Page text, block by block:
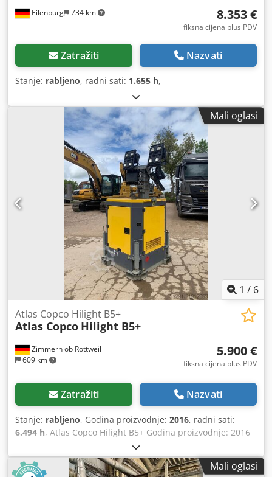
Eilenburg 734 km 8.353 €
fiksna cijena plus PDV
Zatražiti Nazvati
Stanje: rabljeno, radni sati: 1.655 h,
Mali oglasi
1 / 6
Zimmern ob Rottweil
609 km
Atlas Copco Hilight B5+
Atlas Copco Hilight B5+
5.900 €
fiksna cijena plus PDV
Zatražiti Nazvati
Stanje: rabljeno, Godina proizvodnje: 2016, radni sati:
6.494 h, Atlas Copco Hilight B5+ Godina proizvodnje: 2016
Radni sati: 6.494 sati LED rasvjeta: 4 × 350 W Pokrivenost
rasvjetom: do 5.000 m² Dksdpfxsy R Atzj Achjr Težina: 981
kg
Mali oglasi